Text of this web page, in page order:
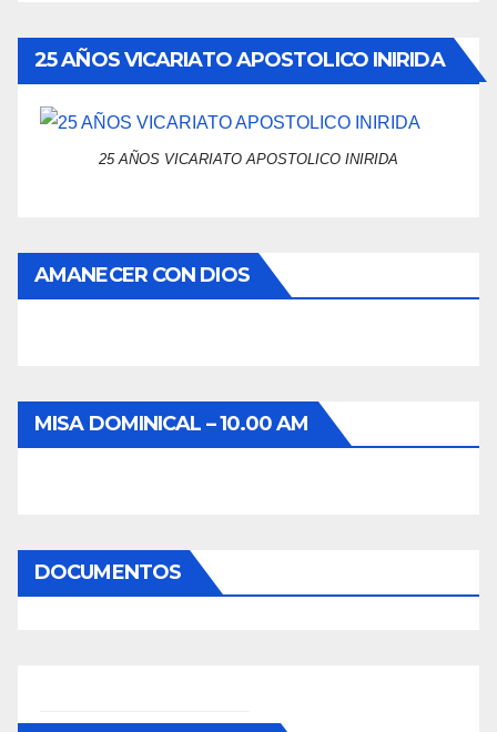
25 AÑOS VICARIATO APOSTOLICO INIRIDA
25 AÑOS VICARIATO APOSTOLICO INIRIDA
AMANECER CON DIOS
MISA DOMINICAL – 10.00 AM
DOCUMENTOS